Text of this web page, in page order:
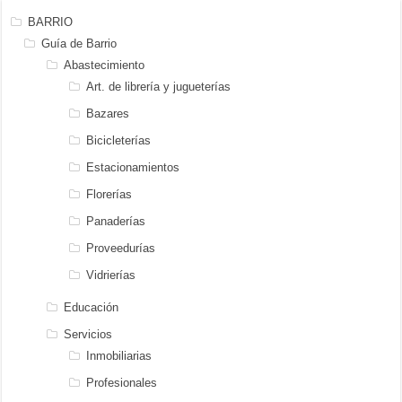
BARRIO
Guía de Barrio
Abastecimiento
Art. de librería y jugueterías
Bazares
Bicicleterías
Estacionamientos
Florerías
Panaderías
Proveedurías
Vidrierías
Educación
Servicios
Inmobiliarias
Profesionales